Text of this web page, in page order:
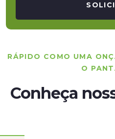
RÁPIDO COMO UMA
O
Conheça